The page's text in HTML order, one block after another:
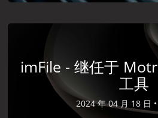
imFile - 继任于
工具
2024 年 04 月 18 日 •